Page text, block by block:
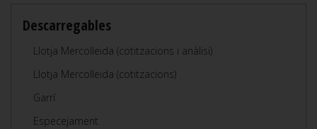
Descarregables
Llotja Mercolleida (cotitzacions i anàlisi)
Llotja Mercolleida (cotitzacions)
Garrí
Especejament